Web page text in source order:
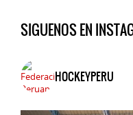
SIGUENOS EN
HOCKEYPERU